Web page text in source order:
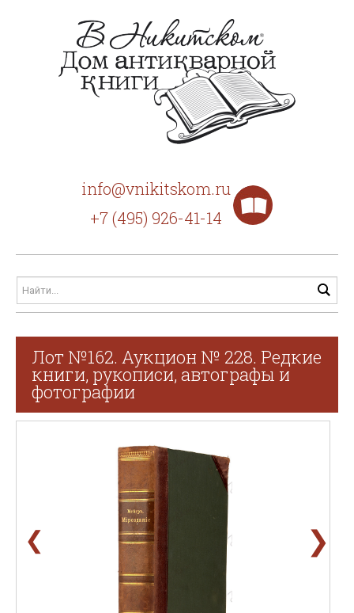
info@vnikitskom.ru
+7 (495) 926-41-14
Лот №162. Аукцион № 228. Редкие
книги, рукописи, автографы и
фотографии
❮ ❯